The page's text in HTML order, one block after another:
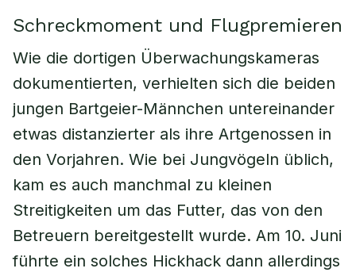
Schreckmoment und Flugpremieren
Wie die dortigen Überwachungskameras
dokumentierten, verhielten sich die beiden
jungen Bartgeier-Männchen untereinander
etwas distanzierter als ihre Artgenossen in
den Vorjahren. Wie bei Jungvögeln üblich,
kam es auch manchmal zu kleinen
Streitigkeiten um das Futter, das von den
Betreuern bereitgestellt wurde. Am 10. Juni
führte ein solches Hickhack dann allerdings